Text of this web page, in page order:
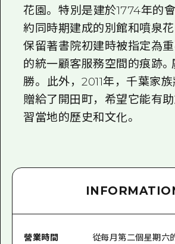
花園。 特別是建於1774年的
約同時期建成的別館和噴泉
保留著書院初建時被指定為
的統一顧客服務空間的痕跡。
勝。 此外，2011年，千葉家
贈給了開田町，希望它能有
習當地的歷史和文化。
營業時間
從每月第二個星期六